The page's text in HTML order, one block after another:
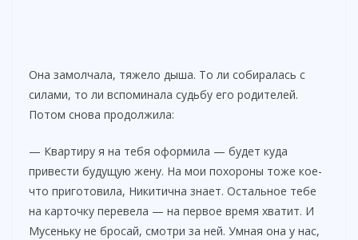
Она замолчала, тяжело дыша. То ли собиралась с
силами, то ли вспоминала судьбу его родителей.
Потом снова продолжила:
— Квартиру я на тебя оформила — будет куда
привести будущую жену. На мои похороны тоже кое-
что приготовила, Никитична знает. Остальное тебе
на карточку перевела — на первое время хватит. И
Мусеньку не бросай, смотри за ней. Умная она у нас,